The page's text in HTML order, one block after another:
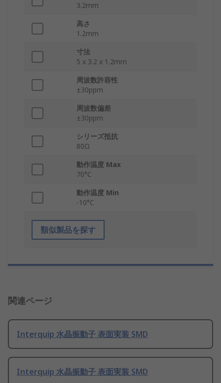
3.2mm
高さ
1.2mm
寸法
5 x 3.2 x 1.2mm
周波数許容性
±30ppm
周波数偏差
±30ppm
シリーズ抵抗
80Ω
動作温度 Max
70°C
動作温度 Min
-10°C
類似製品を探す
関連ページ
Interquip 水晶振動子 表面実装 SMD
Interquip 水晶振動子 表面実装 SMD